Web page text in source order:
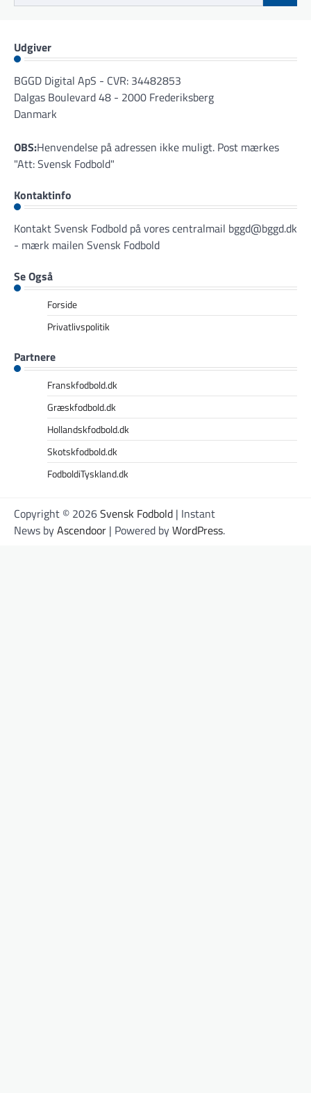
efter:
Udgiver
BGGD Digital ApS - CVR: 34482853
Dalgas Boulevard 48 - 2000 Frederiksberg
Danmark
OBS:Henvendelse på adressen ikke muligt. Post mærkes
"Att: Svensk Fodbold"
Kontaktinfo
Kontakt Svensk Fodbold på vores centralmail bggd@bggd.dk
- mærk mailen Svensk Fodbold
Se Også
Forside
Privatlivspolitik
Partnere
Franskfodbold.dk
Græskfodbold.dk
Hollandskfodbold.dk
Skotskfodbold.dk
FodboldiTyskland.dk
Copyright © 2026Svensk Fodbold | Instant
News byAscendoor | Powered byWordPress.